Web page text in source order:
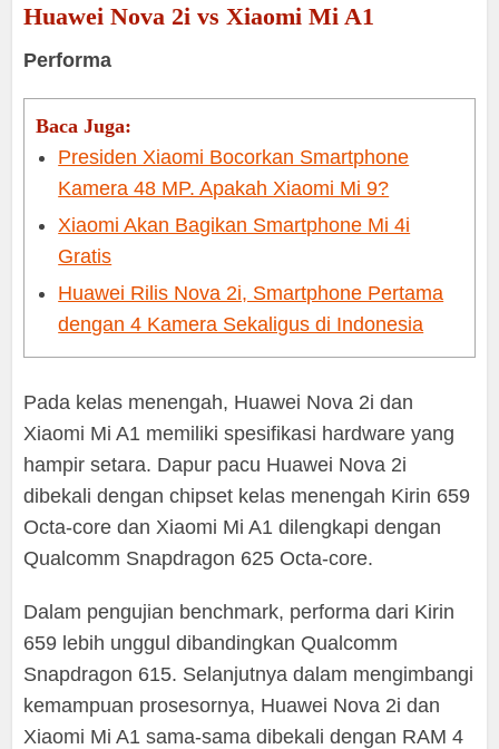
Huawei Nova 2i vs Xiaomi Mi A1
Performa
Baca Juga:
Presiden Xiaomi Bocorkan Smartphone
Kamera 48 MP. Apakah Xiaomi Mi 9?
Xiaomi Akan Bagikan Smartphone Mi 4i
Gratis
Huawei Rilis Nova 2i, Smartphone Pertama
dengan 4 Kamera Sekaligus di Indonesia
Pada kelas menengah, Huawei Nova 2i dan
Xiaomi Mi A1 memiliki spesifikasi hardware yang
hampir setara. Dapur pacu Huawei Nova 2i
dibekali dengan chipset kelas menengah Kirin 659
Octa-core dan Xiaomi Mi A1 dilengkapi dengan
Qualcomm Snapdragon 625 Octa-core.
Dalam pengujian benchmark, performa dari Kirin
659 lebih unggul dibandingkan Qualcomm
Snapdragon 615. Selanjutnya dalam mengimbangi
kemampuan prosesornya, Huawei Nova 2i dan
Xiaomi Mi A1 sama-sama dibekali dengan RAM 4